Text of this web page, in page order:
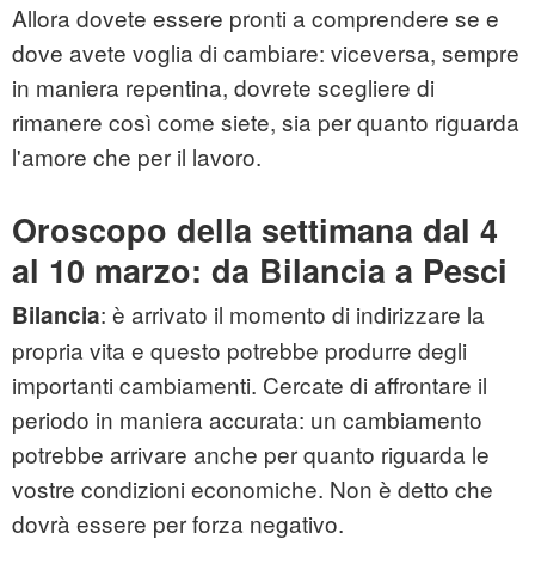
Allora dovete essere pronti a comprendere se e
dove avete voglia di cambiare: viceversa, sempre
in maniera repentina, dovrete scegliere di
rimanere così come siete, sia per quanto riguarda
l'amore che per il lavoro.
Oroscopo della settimana dal 4
al 10 marzo: da Bilancia a Pesci
Bilancia: è arrivato il momento di indirizzare la
propria vita e questo potrebbe produrre degli
importanti cambiamenti. Cercate di affrontare il
periodo in maniera accurata: un cambiamento
potrebbe arrivare anche per quanto riguarda le
vostre condizioni economiche. Non è detto che
dovrà essere per forza negativo.